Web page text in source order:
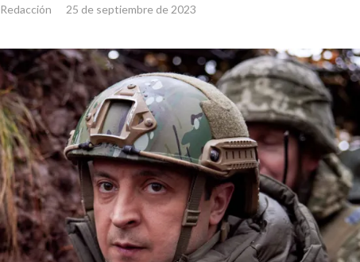
Redacción 25 de septiembre de 2023